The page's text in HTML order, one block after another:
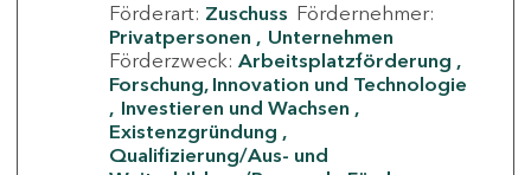
Förderart: Zuschuss Fördernehmer:
Privatpersonen
Unternehmen
Förderzweck: Arbeitsplatzförderung
Forschung, Innovation und Technologie
Investieren und Wachsen
Existenzgründung
Qualifizierung/Aus- und